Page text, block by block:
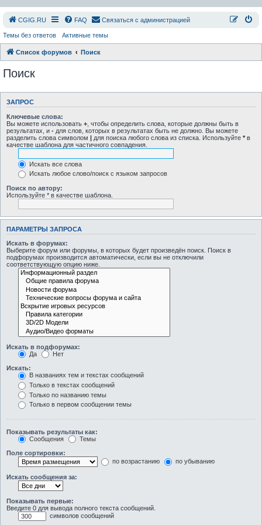
СGIG.RU FAQ Связаться с администрацией
Темы без ответов Активные темы
Список форумов Поиск
Поиск
ЗАПРОС
Ключевые слова:
Вы можете использовать + , чтобы определить слова, которые должны быть в
результатах, и - для слов, которых в результатах быть не должно. Вы можете
разделить слова символом | для поиска любого слова из списка. Используйте * в
качестве шаблона для частичного совпадения.
Искать все слова
Искать любое слово/поиск с языком запросов
Поиск по автору:
Используйте * в качестве шаблона.
ПАРАМЕТРЫ ЗАПРОСА
Искать в форумах:
Выберите форум или форумы, в которых будет произведён поиск. Поиск в
подфорумах производится автоматически, если вы не отключили
соответствующую опцию ниже.
Искать в подфорумах:
Да
Нет
Искать:
В названиях тем и текстах сообщений
Только в текстах сообщений
Только по названию темы
Только в первом сообщении темы
Показывать результаты как:
Сообщения
Темы
Поле сортировки:
по возрастанию
по убыванию
Искать сообщения за:
Показывать первые:
Введите 0 для вывода полного текста сообщений.
символов сообщений